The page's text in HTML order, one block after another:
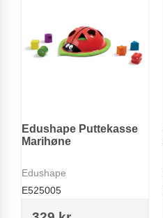
Edushape Puttekasse
Marihøne
Edushape
E525005